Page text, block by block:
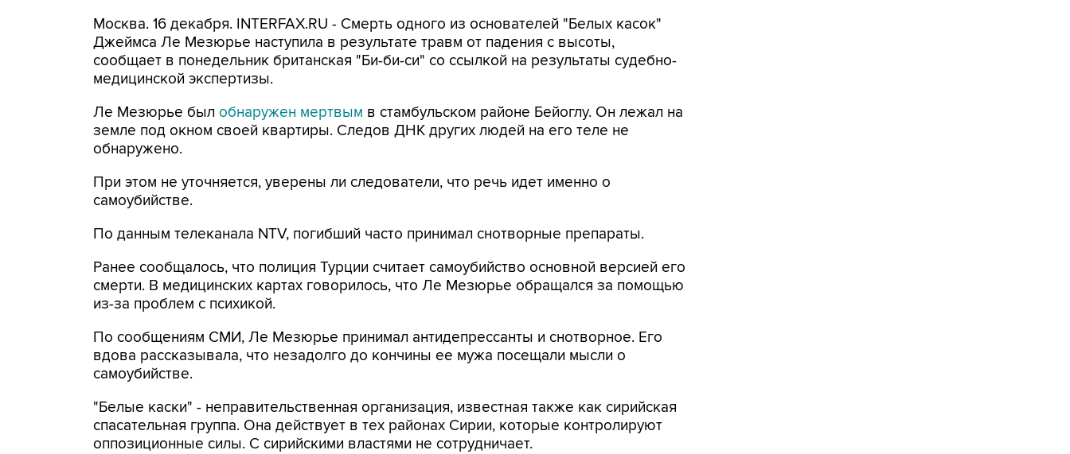
Москва. 16 декабря. INTERFAX.RU - Смерть одного из основателей "Белых касок"
Джеймса Ле Мезюрье наступила в результате травм от падения с высоты,
сообщает в понедельник британская "Би-би-си" со ссылкой на результаты судебно-
медицинской экспертизы.
Ле Мезюрье был обнаружен мертвым в стамбульском районе Бейоглу. Он лежал на
земле под окном своей квартиры. Следов ДНК других людей на его теле не
обнаружено.
При этом не уточняется, уверены ли следователи, что речь идет именно о
самоубийстве.
По данным телеканала NTV, погибший часто принимал снотворные препараты.
Ранее сообщалось, что полиция Турции считает самоубийство основной версией его
смерти. В медицинских картах говорилось, что Ле Мезюрье обращался за помощью
из-за проблем с психикой.
По сообщениям СМИ, Ле Мезюрье принимал антидепрессанты и снотворное. Его
вдова рассказывала, что незадолго до кончины ее мужа посещали мысли о
самоубийстве.
"Белые каски" - неправительственная организация, известная также как сирийская
спасательная группа. Она действует в тех районах Сирии, которые контролируют
оппозиционные силы. С сирийскими властями не сотрудничает.